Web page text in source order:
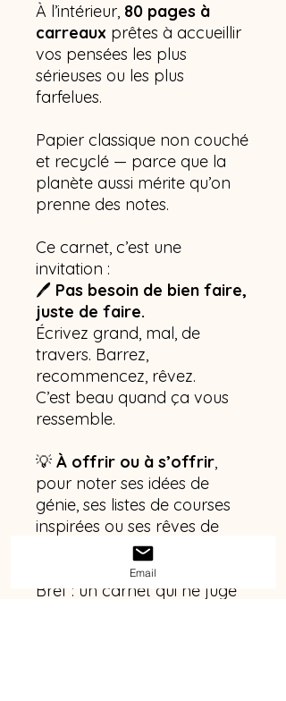
À l’intérieur, 80 pages à
carreaux prêtes à accueillir
vos pensées les plus
sérieuses ou les plus
farfelues.
Papier classique non couché
et recyclé — parce que la
planète aussi mérite qu’on
prenne des notes.
Ce carnet, c’est une
invitation :
🖊️ Pas besoin de bien faire,
juste de faire.
Écrivez grand, mal, de
travers. Barrez,
recommencez, rêvez.
C’est beau quand ça vous
ressemble.
💡 À offrir ou à s’offrir,
pour noter ses idées de
génie, ses listes de courses
inspirées ou ses rêves de
grande personne.
Bref : un carnet qui ne juge
Email